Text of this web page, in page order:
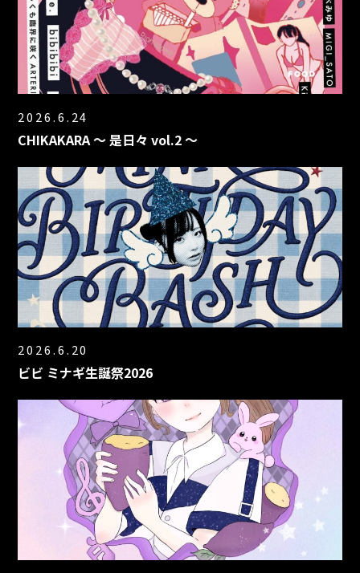
2026.6.24
CHIKAKARA 〜 是日々 vol.2 〜
2026.6.20
ビビ ミナギ生誕祭2026